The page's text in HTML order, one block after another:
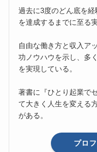
過去に3度のどん底を
を達成するまでに至る
自由な働き方と収入ア
功ノウハウを示し、多
を実現している。
著書に『ひとり起業で
て大きく人生を変える
がある。
プロ